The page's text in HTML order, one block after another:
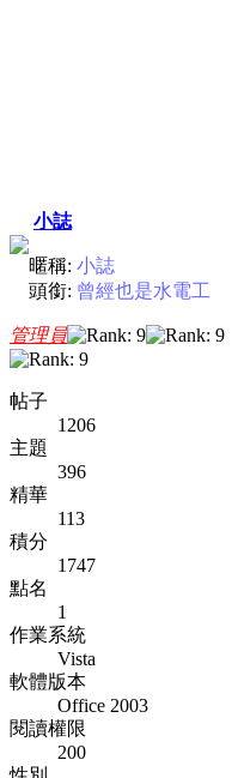
小誌
暱稱: 小誌
頭銜: 曾經也是水電工
管理員
帖子
1206
主題
396
精華
113
積分
1747
點名
1
作業系統
Vista
軟體版本
Office 2003
閱讀權限
200